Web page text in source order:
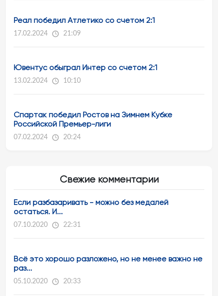
Реал победил Атлетико со счетом 2:1
17.02.2024 21:09
Ювентус обыграл Интер со счетом 2:1
13.02.2024 10:10
Спартак победил Ростов на Зимнем Кубке
Российской Премьер-лиги
07.02.2024 20:24
Свежие комментарии
Если разбазаривать - можно без медалей
остаться. И...
07.10.2020 22:31
Всё это хорошо разложено, но не менее важно не
раз...
05.10.2020 20:33